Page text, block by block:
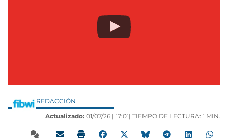
REDACCIÓN
Actualizado: 01/07/26 | 17:01| TIEMPO DE LECTURA: 1 MIN.